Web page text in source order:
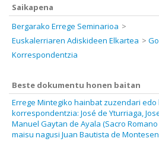
Saikapena
Bergarako Errege Seminarioa
Euskalerriaren Adiskideen Elkartea
Korrespondentzia
Beste dokumentu honen baitan
Errege Mintegiko hainbat zuzendari
korrespondentzia: José de Yturriaga,
Manuel Gaytan de Ayala (Sacro
maisu nagusi Juan Bautista de